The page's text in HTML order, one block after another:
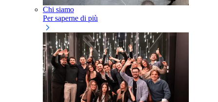
Chi siamo
Per saperne di più